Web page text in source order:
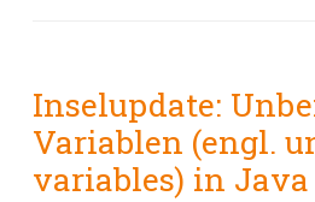
Inselupdate:
Variablen (engl.
variables) in Java